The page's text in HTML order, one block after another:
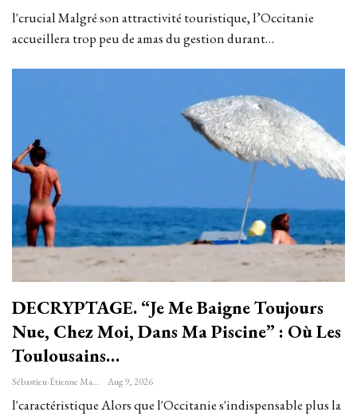
l'crucial Malgré son attractivité touristique, l’Occitanie
accueillera trop peu de amas du gestion durant…
DECRYPTAGE. “Je Me Baigne Toujours
Nue, Chez Moi, Dans Ma Piscine” : Où Les
Toulousains…
Sébastien-Étienne Marechal Aug 9, 2026
l'caractéristique Alors que l'Occitanie s'indispensable plus la